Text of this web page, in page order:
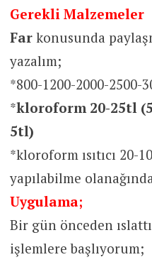
Gerekli Malzemeler
Farkonusunda
yazalım;
*800-1200-2000-2500-
*kloroform 20-25tl
5tl)
*kloroform ısıtıcı 20-
yapılabilme
Uygulama;
Bir gün önceden
işlemlere başlıyorum;